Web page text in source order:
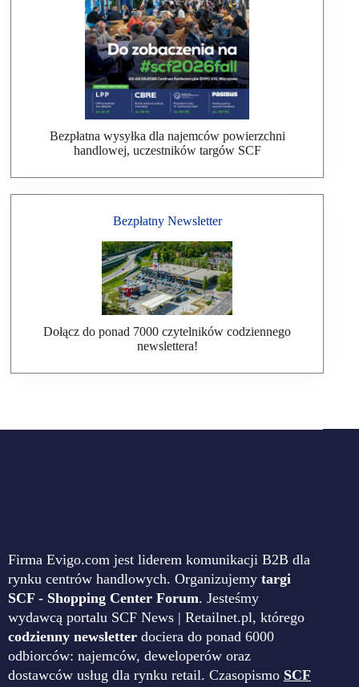
Bezpłatna wysyłka dla najemców powierzchni
handlowej, uczestników targów SCF
Bezpłatny Newsletter
Dołącz do ponad 7000 czytelników codziennego
newslettera!
Firma Evigo.com jest liderem komunikacji B2B dla
rynku centrów handlowych. Organizujemy targi
SCF - Shopping Center Forum. Jesteśmy
wydawcą portalu SCF News | Retailnet.pl, którego
codzienny newsletter dociera do ponad 6000
odbiorców: najemców, deweloperów oraz
dostawców usług dla rynku retail. Czasopismo SCF